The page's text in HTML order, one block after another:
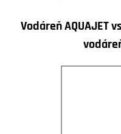
Vodáreň AQUAJET